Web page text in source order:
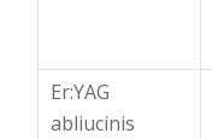
Er:YAG
abliucinis